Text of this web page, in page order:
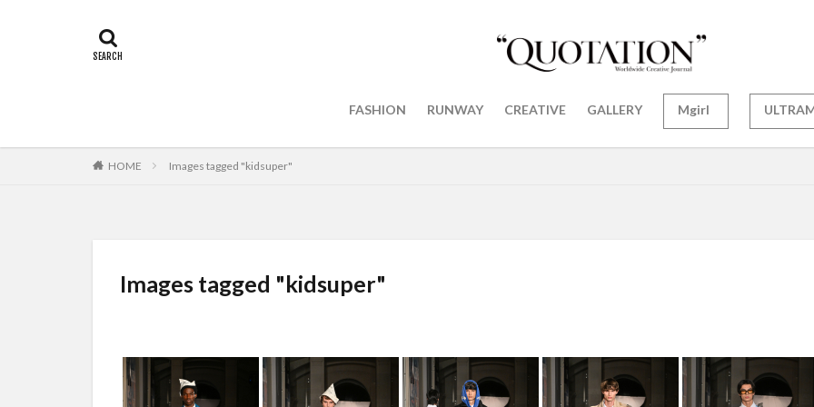
FASHION RUNWAY CREATIVE GALLERY Mgirl
HOME Images tagged "kidsuper"
Images tagged "kidsuper"